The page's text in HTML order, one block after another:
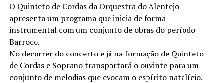
O Quinteto de Cordas da Orquestra do Alentejo
apresenta um programa que inicia de forma
instrumental com um conjunto de obras do período
Barroco.
No decorrer do concerto e já na formação de Quinteto
de Cordas e Soprano transportará o ouvinte para um
conjunto de melodias que evocam o espírito natalício.